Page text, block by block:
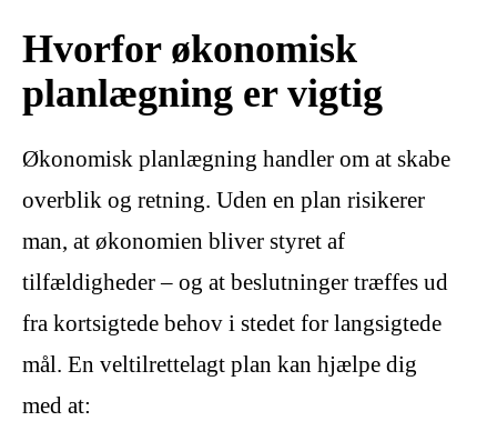
Hvorfor økonomisk
planlægning er vigtig
Økonomisk planlægning handler om at skabe
overblik og retning. Uden en plan risikerer
man, at økonomien bliver styret af
tilfældigheder – og at beslutninger træffes ud
fra kortsigtede behov i stedet for langsigtede
mål. En veltilrettelagt plan kan hjælpe dig
med at: